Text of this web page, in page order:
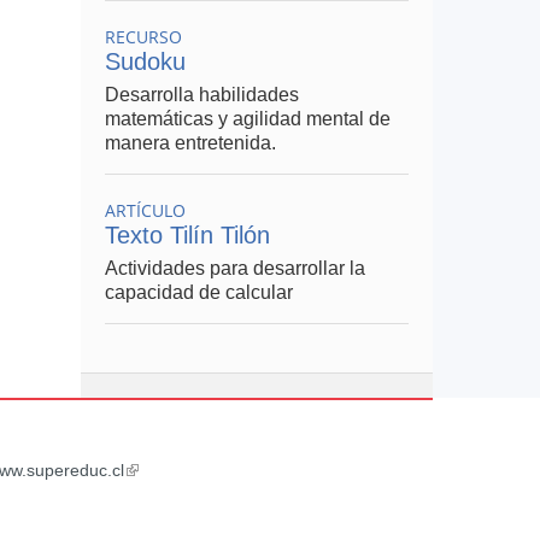
RECURSO
Sudoku
Desarrolla habilidades
matemáticas y agilidad mental de
manera entretenida.
ARTÍCULO
Texto Tilín Tilón
Actividades para desarrollar la
capacidad de calcular
(link